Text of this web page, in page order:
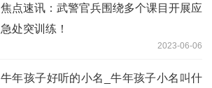
焦点速讯：武警官兵围绕多个课目开展应
急处突训练！
2023-06-06
牛年孩子好听的小名_牛年孩子小名叫什